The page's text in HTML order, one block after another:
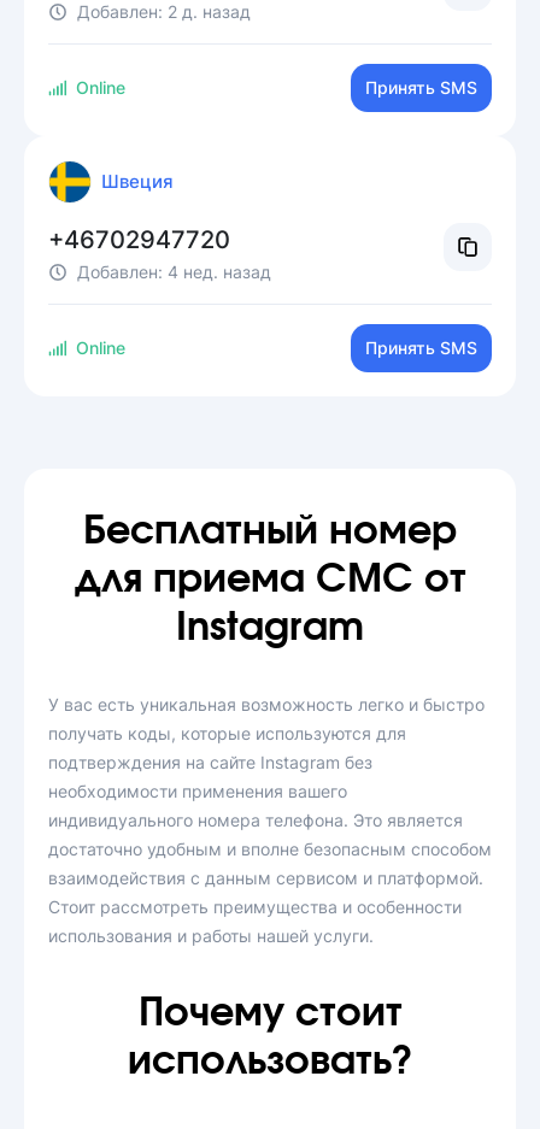
Добавлен: 2 д. назад
Online Принять SMS
Швеция
+46702947720
Добавлен: 4 нед. назад
Online Принять SMS
Бесплатный номер
для приема СМС от
Instagram
У вас есть уникальная возможность легко и быстро
получать коды, которые используются для
подтверждения на сайте Instagram без
необходимости применения вашего
индивидуального номера телефона. Это является
достаточно удобным и вполне безопасным способом
взаимодействия с данным сервисом и платформой.
Стоит рассмотреть преимущества и особенности
использования и работы нашей услуги.
Почему стоит
использовать?